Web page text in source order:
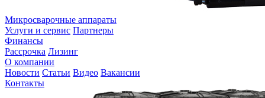
Микросварочные аппараты
Услуги и сервис Партнеры
Финансы
Рассрочка Лизинг
О компании
Новости Статьи Видео Вакансии
Контакты